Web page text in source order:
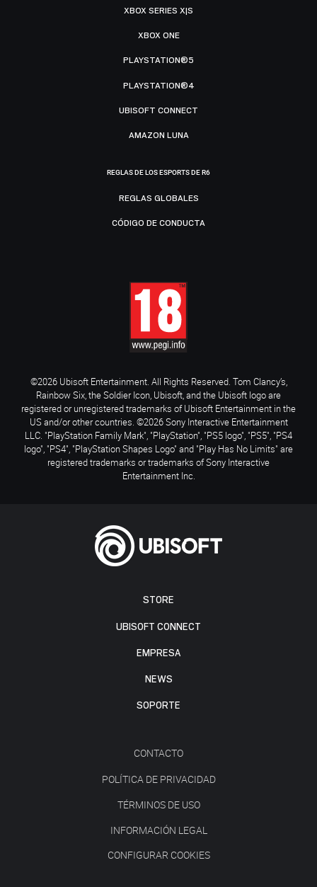
STORE
UBISOFT CONNECT
EMPRESA
NEWS
SOPORTE
CONTACTO
POLÍTICA DE PRIVACIDAD
TÉRMINOS DE USO
INFORMACIÓN LEGAL
CONFIGURAR COOKIES
XBOX SERIES X|S
XBOX ONE
PLAYSTATION®5
PLAYSTATION®4
UBISOFT CONNECT
AMAZON LUNA
REGLAS DE LOS ESPORTS DE R6
REGLAS GLOBALES
CÓDIGO DE CONDUCTA
©2026 Ubisoft Entertainment. All Rights Reserved. Tom Clancy’s,
Rainbow Six, the Soldier Icon, Ubisoft, and the Ubisoft logo are
registered or unregistered trademarks of Ubisoft Entertainment in the
US and/or other countries. ©2026 Sony Interactive Entertainment
LLC. "PlayStation Family Mark", "PlayStation", "PS5 logo", "PS5", "PS4
logo", "PS4", "PlayStation Shapes Logo" and "Play Has No Limits" are
registered trademarks or trademarks of Sony Interactive
Entertainment Inc.